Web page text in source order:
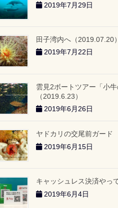
2019年7月29日
田子湾内へ（2019.07.20）
2019年7月22日
雲見2ボートツアー「小牛
（2019.6.23）
2019年6月26日
ヤドカリの交尾前ガード
2019年6月15日
キャッシュレス決済やっ
2019年6月4日